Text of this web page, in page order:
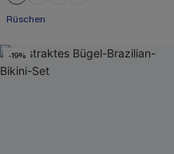
Rüschen
-19%